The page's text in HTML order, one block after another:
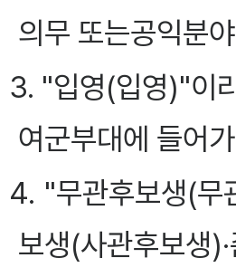
의무 또는공익분
3. "입영(입영)"이
여군부대에 들어
4. "무관후보생(무
보생(사관후보생